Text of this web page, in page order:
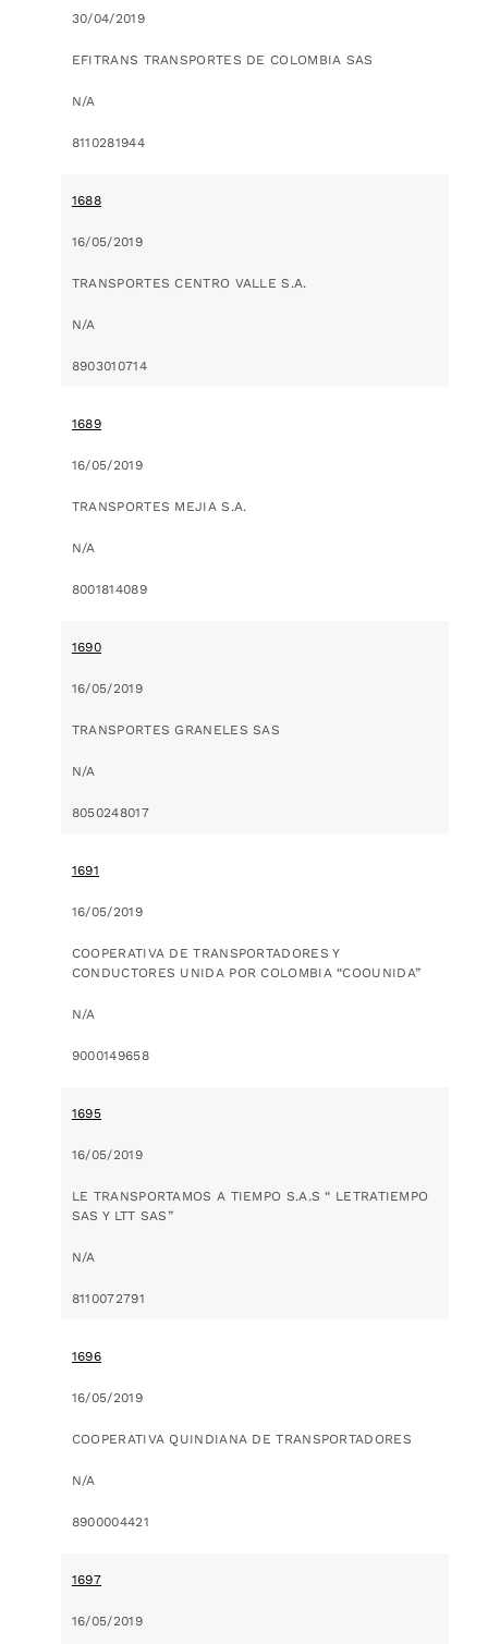
30/04/2019
EFITRANS TRANSPORTES DE COLOMBIA SAS
N/A
8110281944
1688
16/05/2019
TRANSPORTES CENTRO VALLE S.A.
N/A
8903010714
1689
16/05/2019
TRANSPORTES MEJIA S.A.
N/A
8001814089
1690
16/05/2019
TRANSPORTES GRANELES SAS
N/A
8050248017
1691
16/05/2019
COOPERATIVA DE TRANSPORTADORES Y
CONDUCTORES UNIDA POR COLOMBIA “COOUNIDA”
N/A
9000149658
1695
16/05/2019
LE TRANSPORTAMOS A TIEMPO S.A.S “ LETRATIEMPO
SAS Y LTT SAS”
N/A
8110072791
1696
16/05/2019
COOPERATIVA QUINDIANA DE TRANSPORTADORES
N/A
8900004421
1697
16/05/2019